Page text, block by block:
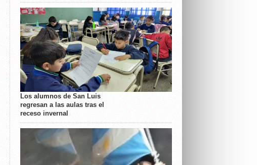
Los alumnos de San Luis
regresan a las aulas tras el
receso invernal